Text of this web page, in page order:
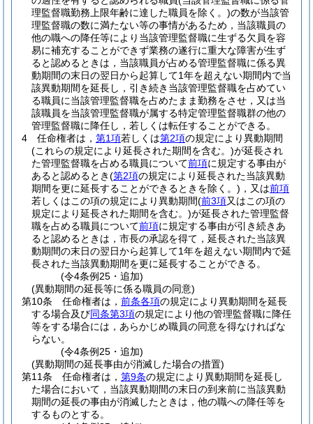
理監督職勤務上限年齢に達した職員を除く。)の数が当該管
理監督職の数に満たない等の事情があるため，当該職員の
他の職への降任等により当該管理監督職に生ずる欠員を容
易に補充することができず業務の遂行に重大な障害が生ず
ると認めるときは，当該職員が占める管理監督職に係る異
動期間の末日の翌日から起算して1年を超えない期間内で当
該異動期間を延長し，引き続き当該管理監督職を占めてい
る職員に当該管理監督職を占めたまま勤務をさせ，又は当
該職員を当該管理監督職が属する特定管理監督職群の他の
管理監督職に降任し，若しくは転任することができる。
4
任命権者は， 第1項若しくは第2項の規定により異動期間
(これらの規定により延長された期間を含む。)が延長され
た管理監督職を占める職員について前項に規定する事由が
あると認めるとき(第2項の規定により延長された当該異動
期間を更に延長することができるときを除く。) ，又は前項
若しくはこの項の規定により異動期間(前3項又はこの項の
規定により延長された期間を含む。)が延長された管理監督
職を占める職員について前項に規定する事由が引き続きあ
ると認めるときは，市長の承認を得て，延長された当該異
動期間の末日の翌日から起算して1年を超えない期間内で延
長された当該異動期間を更に延長することができる。
(令4条例25・追加)
(異動期間の延長等に係る職員の同意)
第10条
任命権者は， 前条各項の規定により異動期間を延長
する場合及び同条第3項の規定により他の管理監督職に降任
等をする場合には，あらかじめ職員の同意を得なければな
らない。
(令4条例25・追加)
(異動期間の延長事由が消滅した場合の措置)
第11条
任命権者は， 第9条の規定により異動期間を延長し
た場合において，当該異動期間の末日の到来前に当該異動
期間の延長の事由が消滅したときは，他の職への降任等を
するものとする。